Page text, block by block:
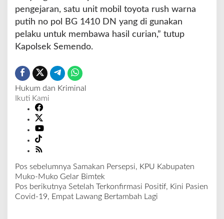
pengejaran, satu unit mobil toyota rush warna
putih no pol BG 1410 DN yang di gunakan
pelaku untuk membawa hasil curian,” tutup
Kapolsek Semendo.
Hukum dan Kriminal
Ikuti Kami
N
a
v
Pos sebelumnya Samakan Persepsi, KPU Kabupaten
Muko-Muko Gelar Bimtek
Pos berikutnya Setelah Terkonfirmasi Positif, Kini Pasien
Covid-19, Empat Lawang Bertambah Lagi